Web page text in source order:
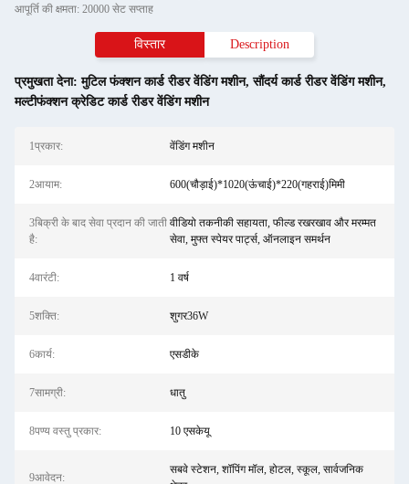
आपूर्ति की क्षमता: 20000 सेट सप्ताह
विस्तार Description
प्रमुखता देना:मुटिल फंक्शन कार्ड रीडर वेंडिंग मशीन,सौंदर्य कार्ड रीडर वेंडिंग मशीन,
मल्टीफंक्शन क्रेडिट कार्ड रीडर वेंडिंग मशीन
1प्रकार: वेंडिंग मशीन
2आयाम: 600(चौड़ाई)*1020(ऊंचाई)*220(गहराई)मिमी
3बिक्री के बाद सेवा प्रदान की जाती
है:
वीडियो तकनीकी सहायता, फील्ड रखरखाव और मरम्मत
सेवा, मुफ्त स्पेयर पार्ट्स, ऑनलाइन समर्थन
4वारंटी: 1 वर्ष
5शक्ति: शुगर36W
6कार्य: एसडीके
7सामग्री: धातु
8पण्य वस्तु प्रकार: 10 एसकेयू
9आवेदन:
सबवे स्टेशन, शॉपिंग मॉल, होटल, स्कूल, सार्वजनिक